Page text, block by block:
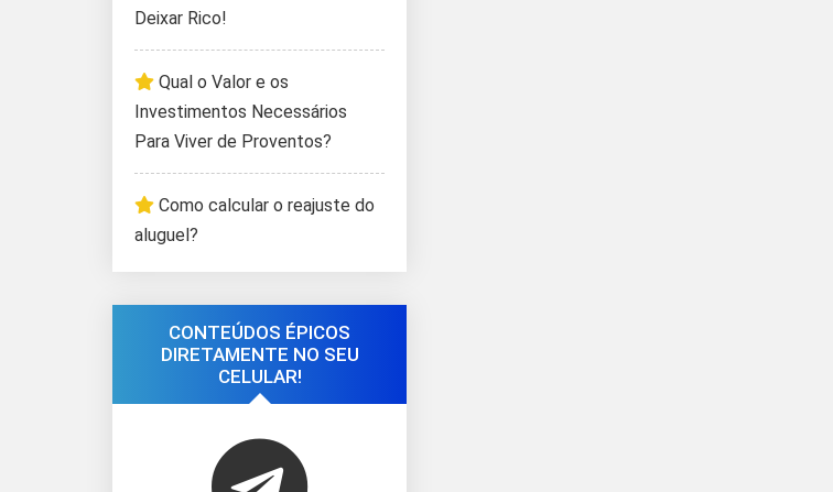
Deixar Rico!
Qual o Valor e os
Investimentos Necessários
Para Viver de Proventos?
Como calcular o reajuste do
aluguel?
CONTEÚDOS ÉPICOS
DIRETAMENTE NO SEU
CELULAR!